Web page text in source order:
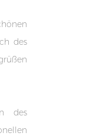
des
des